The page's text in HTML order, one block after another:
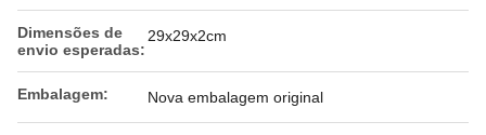
Dimensões de
envio esperadas:
29x29x2cm
Embalagem: Nova embalagem original